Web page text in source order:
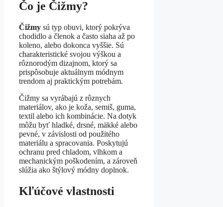
Čo je Čižmy?
Čižmy sú typ obuvi, ktorý pokrýva
chodidlo a členok a často siaha až po
koleno, alebo dokonca vyššie. Sú
charakteristické svojou výškou a
rôznorodým dizajnom, ktorý sa
prispôsobuje aktuálnym módnym
trendom aj praktickým potrebám.
Čižmy sa vyrábajú z rôznych
materiálov, ako je koža, semiš, guma,
textil alebo ich kombinácie. Na dotyk
môžu byť hladké, drsné, mäkké alebo
pevné, v závislosti od použitého
materiálu a spracovania. Poskytujú
ochranu pred chladom, vlhkom a
mechanickým poškodením, a zároveň
slúžia ako štýlový módny doplnok.
Kľúčové vlastnosti